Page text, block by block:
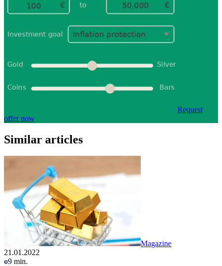
Request
offer now
Similar articles
Magazine
21.01.2022
9 min.